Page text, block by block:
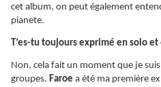
cet album, on peut également
pianete.
T’es-tu toujours exprimé en solo et
Non, cela fait un moment que je
groupes. Faroe a été ma première